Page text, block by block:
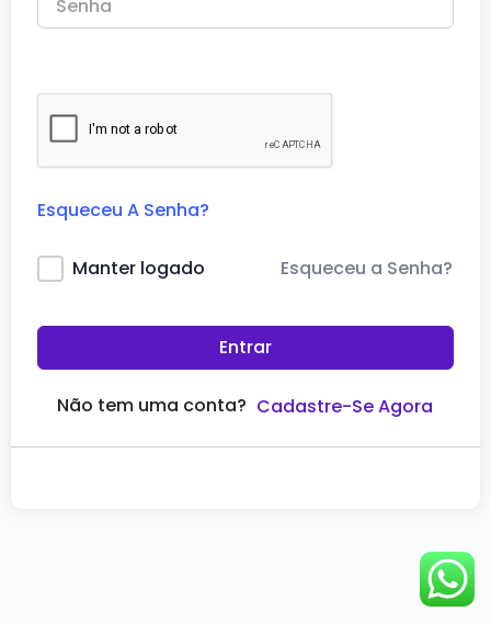
Esqueceu A Senha?
Manter logado Esqueceu a Senha?
Entrar
Não tem uma conta? Cadastre-Se Agora